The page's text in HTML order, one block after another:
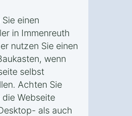
einen
in Immenreuth
nutzen Sie einen
wenn
selbst
Achten Sie
Webseite
als auch